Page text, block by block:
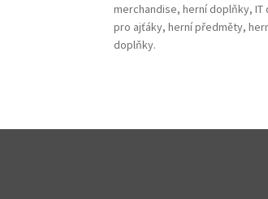
merchandise, herní doplňky, IT
pro ajťáky, herní předměty,
doplňky.